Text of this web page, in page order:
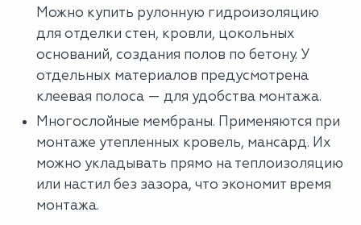
Можно купить рулонную гидроизоляцию
для отделки стен, кровли, цокольных
оснований, создания полов по бетону. У
отдельных материалов предусмотрена
клеевая полоса — для удобства монтажа.
Многослойные мембраны. Применяются при
монтаже утепленных кровель, мансард. Их
можно укладывать прямо на теплоизоляцию
или настил без зазора, что экономит время
монтажа.